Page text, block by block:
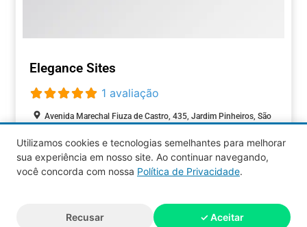
Elegance Sites
1 avaliação
Avenida Marechal Fiuza de Castro, 435, Jardim Pinheiros, São
TECNOLOGIA Fechado agora:
reservados.
Utilizamos cookies e tecnologias semelhantes para melhorar
sua experiência em nosso site. Ao continuar navegando,
você concorda com nossa Política de Privacidade.
Recusar ✓ Aceitar